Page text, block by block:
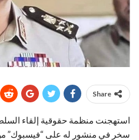
Share
استهجنت منظمة حقوقية إلقاء
سخر في منشور له على “فيسبوك”